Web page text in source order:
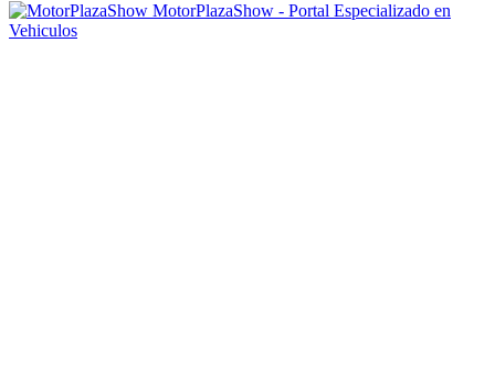
MotorPlazaShow - Portal Especializado en
Vehiculos